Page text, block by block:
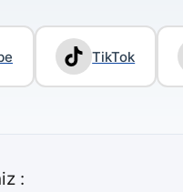
TikTok
: